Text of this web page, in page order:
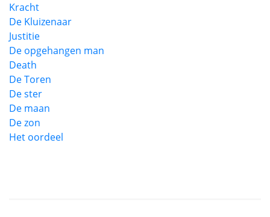
Kracht
De Kluizenaar
Justitie
De opgehangen man
Death
De Toren
De ster
De maan
De zon
Het oordeel